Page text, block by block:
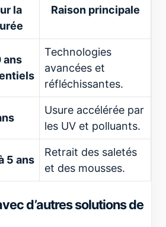
la
Raison principale
ans
Technologies
avancées et
réfléchissantes.
Usure accélérée par
les UV et polluants.
5 ans
Retrait des saletés
et des mousses.
d’autres solutions de